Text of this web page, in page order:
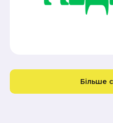
Більше